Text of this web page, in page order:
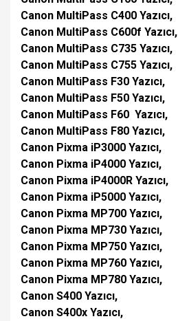
Canon MultiPass C400 Yazıcı,
Canon MultiPass C600f Yazıcı,
Canon MultiPass C735 Yazıcı,
Canon MultiPass C755 Yazıcı,
Canon MultiPass F30 Yazıcı,
Canon MultiPass F50 Yazıcı,
Canon MultiPass F60 Yazıcı,
Canon MultiPass F80 Yazıcı,
Canon Pixma iP3000 Yazıcı,
Canon Pixma iP4000 Yazıcı,
Canon Pixma iP4000R Yazıcı,
Canon Pixma iP5000 Yazıcı,
Canon Pixma MP700 Yazıcı,
Canon Pixma MP730 Yazıcı,
Canon Pixma MP750 Yazıcı,
Canon Pixma MP760 Yazıcı,
Canon Pixma MP780 Yazıcı,
Canon S400 Yazıcı,
Canon S400x Yazıcı,